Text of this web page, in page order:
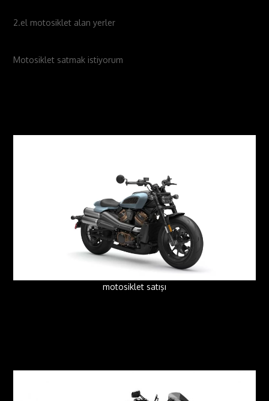
2.el motosiklet alan yerler
Motosiklet satmak istiyorum
motosiklet satışı